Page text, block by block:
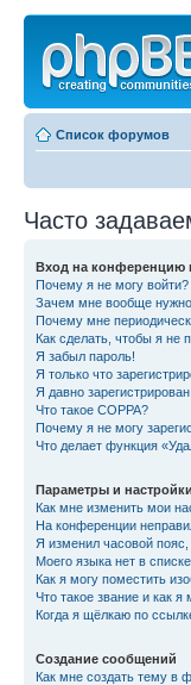
Список форумов
Часто
Вход на конференцию
Почему я не могу войти?
Зачем мне вообще нужно
Почему мне
Как сделать, чтобы я не
Я забыл пароль!
Я только что
Я давно
Что такое COPPA?
Почему я не могу
Что делает функция
Параметры и
Как мне изменить мои
На конференции
Я изменил часовой
Моего языка нет в
Как я могу поместить
Что такое звание и как я
Когда я щёлкаю по
Создание сообщений
Как мне создать тему в